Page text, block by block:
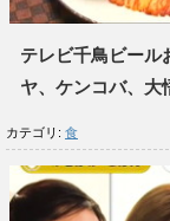
テレビ千鳥ビール
ヤ、ケンコバ、大
カテゴリ: 食